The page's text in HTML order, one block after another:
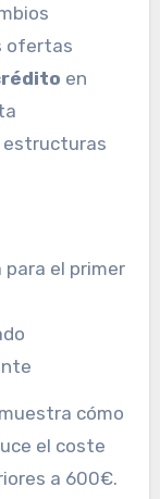
ofertas
en
estructuras
para el primer
cómo
el coste
a 600€.